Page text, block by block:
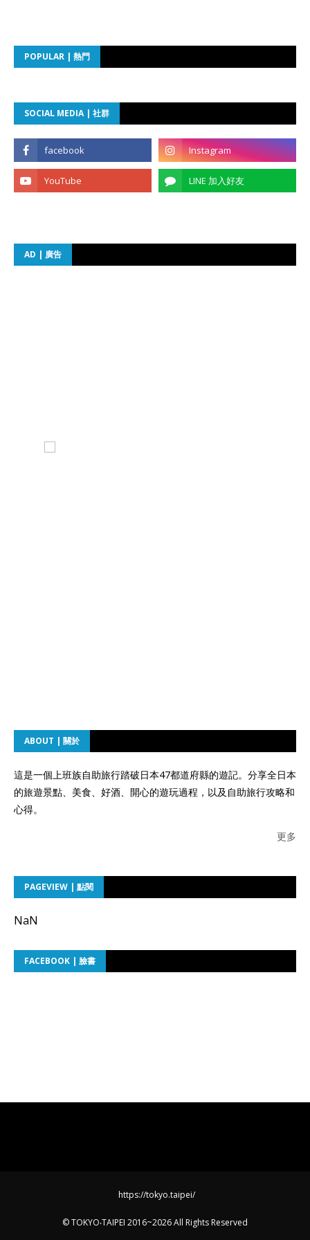
POPULAR | 熱門
SOCIAL MEDIA | 社群
AD | 廣告
ABOUT | 關於
這是一個上班族自助旅行踏破日本47都道府縣的遊記。分享全日本
的旅遊景點、美食、好酒、開心的遊玩過程，以及自助旅行攻略和
心得。
更多
PAGEVIEW | 點閱
NaN
FACEBOOK | 臉書
https://tokyo.taipei/
©TOKYO‧TAIPEI 2016~2026 All Rights Reserved